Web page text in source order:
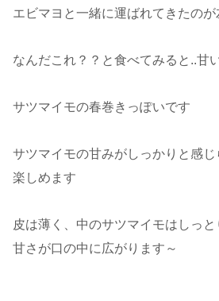
エビマヨと一緒に運ばれてきたのが
なんだこれ？？と食べてみると..甘
サツマイモの春巻きっぽいです
サツマイモの甘みがしっかりと感
楽しめます
皮は薄く、中のサツマイモはしっ
甘さが口の中に広がります～